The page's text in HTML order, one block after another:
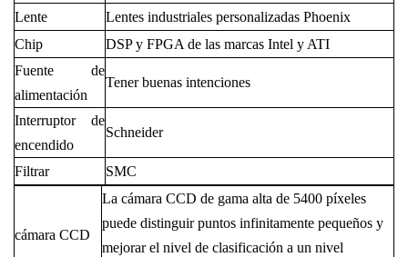
Lente
Lentes industriales personalizadas Phoenix
Chip
DSP y FPGA de las marcas Intel y ATI
Fuente de
alimentación
Tener buenas intenciones
Interruptor de
encendido
Schneider
Filtrar SMC
cámara CCD
La cámara CCD de gama alta de 5400 píxeles
puede distinguir puntos infinitamente pequeños y
mejorar el nivel de clasificación a un nivel